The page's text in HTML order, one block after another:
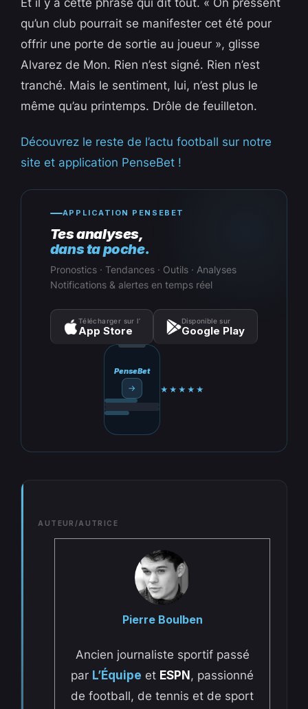
Et il y a cette phrase qui dit tout. « On pressent
qu’un club pourrait se manifester cet été pour
offrir une porte de sortie au joueur », glisse
Alvarez de Mon. Rien n’est signé. Rien n’est
tranché. Mais le sentiment, lui, n’est plus le
même qu’au printemps. Drôle de feuilleton.
Découvrez le reste de l’actu football sur notre
site et application PenseBet !
APPLICATION PENSEBET
Tes analyses,
dans ta poche.
Pronostics · Tendances · Outils · Analyses
Notifications & alertes en temps réel
Télécharger sur l’
App Store
Disponible sur
Google Play
PenseBet
→ ★★★★★
AUTEUR/AUTRICE
Pierre Boulben
Ancien journaliste sportif passé
par L’Équipe et ESPN , passionné
de football, de tennis et de sport